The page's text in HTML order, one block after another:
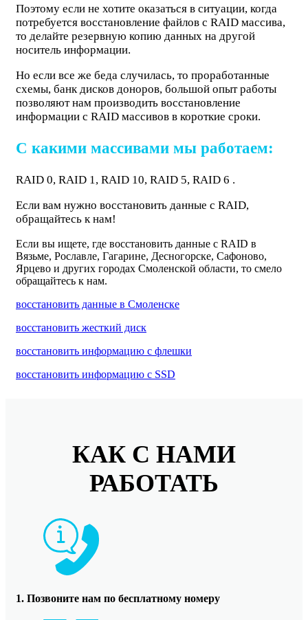
Поэтому если не хотите оказаться в ситуации, когда
потребуется восстановление файлов с RAID массива,
то делайте резервную копию данных на другой
носитель информации.
Но если все же беда случилась, то проработанные
схемы, банк дисков доноров, большой опыт работы
позволяют нам производить восстановление
информации с RAID массивов в короткие сроки.
С какими массивами мы работаем:
RAID 0, RAID 1, RAID 10, RAID 5, RAID 6 .
Если вам нужно восстановить данные с RAID,
обращайтесь к нам!
Если вы ищете, где восстановить данные c RAID в
Вязьме, Рославле, Гагарине, Десногорске, Сафоново,
Ярцево и других городах Смоленской области, то смело
обращайтесь к нам.
восстановить данные в Смоленске
восстановить жесткий диск
восстановить информацию с флешки
восстановить информацию с SSD
КАК С НАМИ
РАБОТАТЬ
1. Позвоните нам по бесплатному номеру